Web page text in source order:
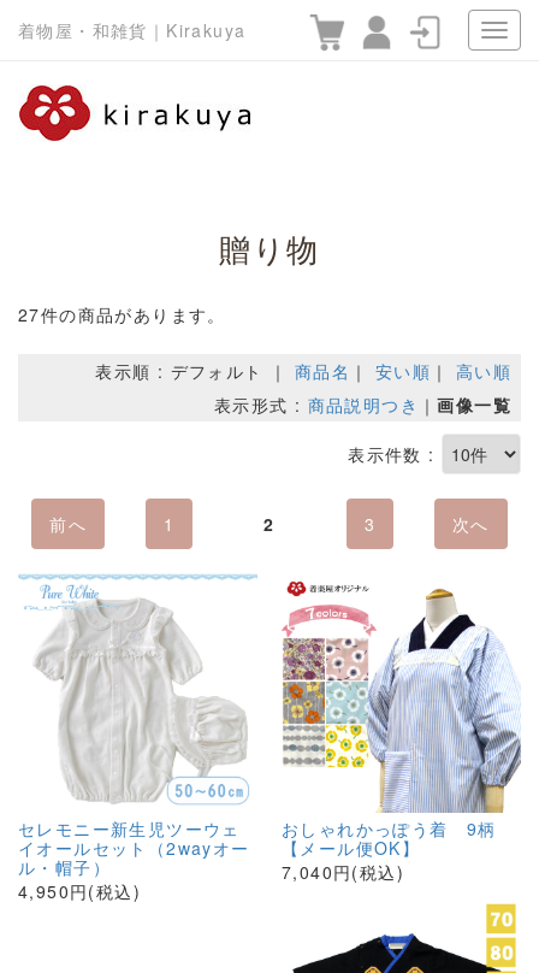
着物屋・和雑貨｜Kirakuya
贈り物
27件の商品があります。
表示順 : デフォルト ｜ 商品名 ｜ 安い順 ｜ 高い順
表示形式 : 商品説明つき ｜画像一覧
表示件数 :
前へ 1 2 3 次へ
セレモニー新生児ツーウェ
イオールセット（2wayオー
ル・帽子）
4,950円(税込)
おしゃれかっぽう着 9柄
【メール便OK】
7,040円(税込)